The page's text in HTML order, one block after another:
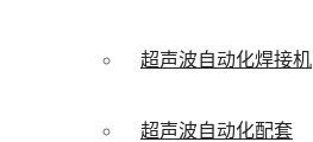
超声波自动化焊接机
超声波自动化配套